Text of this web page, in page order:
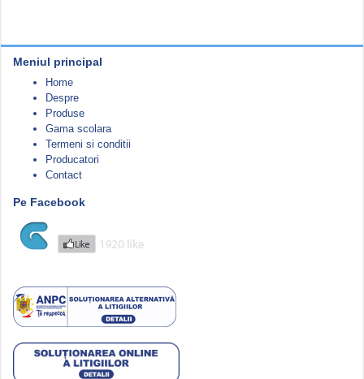
Meniul principal
Home
Despre
Produse
Gama scolara
Termeni si conditii
Producatori
Contact
Pe Facebook